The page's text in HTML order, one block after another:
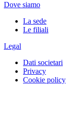
Dove siamo
La sede
Le filiali
Legal
Dati societari
Privacy
Cookie policy